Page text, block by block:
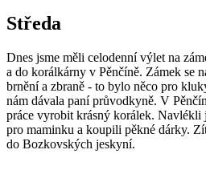
Středa
Dnes jsme měli celodenní výlet na
a do korálkárny v Pěnčíně. Zámek se
brnění a zbraně - to bylo něco pro
nám dávala paní průvodkyně. V
práce vyrobit krásný korálek. Navlékli
pro maminku a koupili pěkné dárky.
do Bozkovských jeskyní.